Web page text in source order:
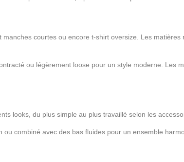
courtes ou encore t-shirt oversize. Les
ou légèrement loose pour un style moderne. Les
looks, du plus simple au plus travaillé selon les
ou combiné avec des bas fluides pour un ensemble